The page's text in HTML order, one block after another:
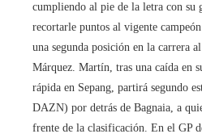
cumpliendo al pie de la letra con su
recortarle puntos al vigente
una segunda posición en la carrera al
Márquez. Martín, tras una caída en
rápida en Sepang, partirá segundo
DAZN) por detrás de Bagnaia, a
frente de la clasificación. En el GP